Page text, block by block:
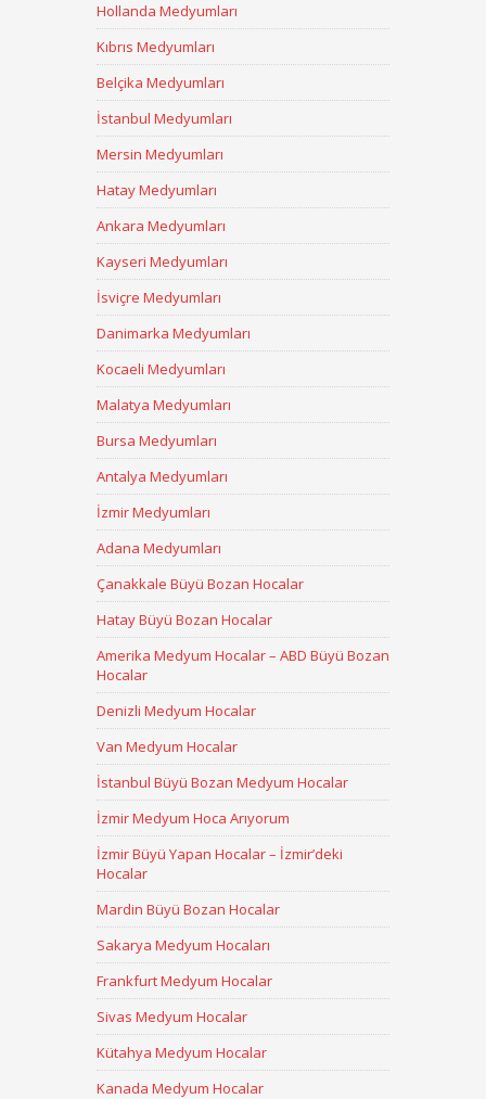
Hollanda Medyumları
Kıbrıs Medyumları
Belçika Medyumları
İstanbul Medyumları
Mersin Medyumları
Hatay Medyumları
Ankara Medyumları
Kayseri Medyumları
İsviçre Medyumları
Danimarka Medyumları
Kocaeli Medyumları
Malatya Medyumları
Bursa Medyumları
Antalya Medyumları
İzmir Medyumları
Adana Medyumları
Çanakkale Büyü Bozan Hocalar
Hatay Büyü Bozan Hocalar
Amerika Medyum Hocalar – ABD Büyü Bozan
Hocalar
Denizli Medyum Hocalar
Van Medyum Hocalar
İstanbul Büyü Bozan Medyum Hocalar
İzmir Medyum Hoca Arıyorum
İzmir Büyü Yapan Hocalar – İzmir’deki
Hocalar
Mardin Büyü Bozan Hocalar
Sakarya Medyum Hocaları
Frankfurt Medyum Hocalar
Sivas Medyum Hocalar
Kütahya Medyum Hocalar
Kanada Medyum Hocalar